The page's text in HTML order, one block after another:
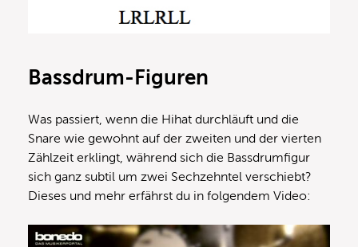
Bassdrum-Figuren
Was passiert, wenn die Hihat durchläuft und die
Snare wie gewohnt auf der zweiten und der vierten
Zählzeit erklingt, während sich die Bassdrumfigur
sich ganz subtil um zwei Sechzehntel verschiebt?
Dieses und mehr erfährst du in folgendem Video: